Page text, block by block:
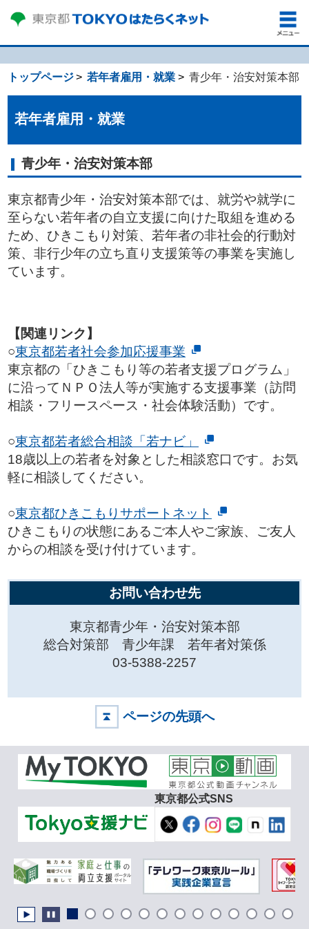
トップページ 若年者雇用・就業 青少年・治安対策本部
若年者雇用・就業
青少年・治安対策本部
東京都青少年・治安対策本部では、就労や就学に
至らない若年者の自立支援に向けた取組を進める
ため、ひきこもり対策、若年者の非社会的行動対
策、非行少年の立ち直り支援策等の事業を実施し
ています。
【関連リンク】
○東京都若者社会参加応援事業
東京都の「ひきこもり等の若者支援プログラム」
に沿ってＮＰＯ法人等が実施する支援事業（訪問
相談・フリースペース・社会体験活動）です。
○東京都若者総合相談「若ナビ」
18歳以上の若者を対象とした相談窓口です。お気
軽に相談してください。
○東京都ひきこもりサポートネット
ひきこもりの状態にあるご本人やご家族、ご友人
からの相談を受け付けています。
お問い合わせ先
東京都青少年・治安対策本部
総合対策部 青少年課 若年者対策係
03-5388-2257
ページの先頭へ
東京都公式SNS